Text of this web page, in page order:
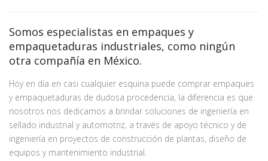
Somos especialistas en empaques y
empaquetaduras industriales, como ningún
otra compañía en México.
Hoy en día en casi cualquier esquina puede comprar empaques
y empaquetaduras de dudosa procedencia, la diferencia es que
nosotros nos dedicamos a brindar soluciones de ingeniería en
sellado industrial y automotriz, a través de apoyo técnico y de
ingeniería en proyectos de construcción de plantas, diseño de
equipos y mantenimiento industrial.